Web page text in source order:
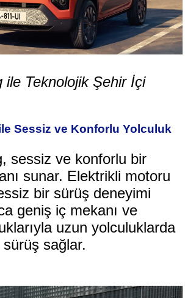
ile Teknolojik Şehir İçi
Sessiz ve Konforlu Yolculuk
sessiz ve konforlu bir
sunar. Elektrikli motoru
bir sürüş deneyimi
geniş iç mekanı ve
uzun yolculuklarda
sağlar.